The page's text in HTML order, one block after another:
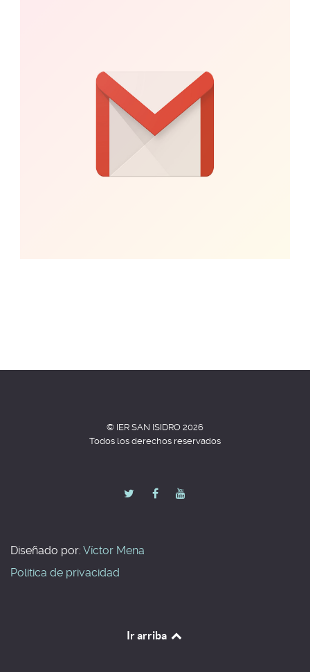
© IER SAN ISIDRO 2026
Todos los derechos reservados
Diseñado por: Víctor Mena
Politica de privacidad
Ir arriba